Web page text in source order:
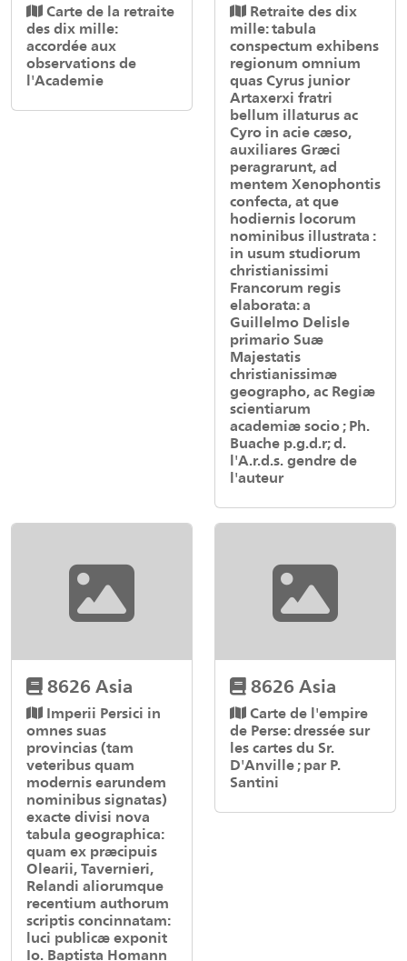
Carte de la retraite
des dix mille:
accordée aux
observations de
l'Academie
Retraite des dix
mille: tabula
conspectum exhibens
regionum omnium
quas Cyrus junior
Artaxerxi fratri
bellum illaturus ac
Cyro in acie cæso,
auxiliares Græci
peragrarunt, ad
mentem Xenophontis
confecta, at que
hodiernis locorum
nominibus illustrata :
in usum studiorum
christianissimi
Francorum regis
elaborata: a
Guillelmo Delisle
primario Suæ
Majestatis
christianissimæ
geographo, ac Regiæ
scientiarum
academiæ socio ; Ph.
Buache p.g.d.r; d.
l'A.r.d.s. gendre de
l'auteur
8626 Asia
Imperii Persici in
omnes suas
provincias (tam
veteribus quam
modernis earundem
nominibus signatas)
exacte divisi nova
tabula geographica:
quam ex præcipuis
Olearii, Tavernieri,
Relandi aliorumque
recentium authorum
scriptis concinnatam:
luci publicæ exponit
Io. Baptista Homann
8626 Asia
Carte de l'empire
de Perse: dressée sur
les cartes du Sr.
D'Anville ; par P.
Santini